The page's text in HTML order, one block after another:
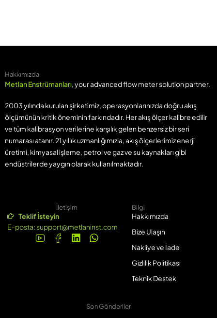
Hakkımızda
Metlan Enstrümanları, your advanced flow meter solution partner.
2003 yılında kurulan şirketimiz, operasyonlarınızda doğru akış
ölçümünün kritik öneminin farkındadır. Her akış ölçer kalibre edilir
ve tüm kalibrasyon verilerine karşılık gelen benzersiz bir seri
numarası atanır. 21 yıllık uzmanlığımızla, akış ölçerlerimiz enerji
üretimi, kimyasal işleme, petrol ve gaz ve su kaynakları gibi
endüstrilerde yaygın olarak kullanılmaktadır.
İletişim
Teklif İsteyin
E-posta:support@metlaninst.com
Bilgi
Hakkımızda
Bize Ulaşın
Nakliye ve İade
Gizlilik Politikası
Teknik Destek
Son Gönderiler